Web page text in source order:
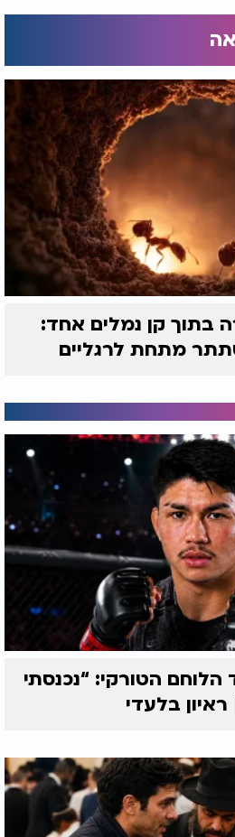
בתוך קן נמלים אחד:
מתחת לרגליים
הלוחם הטורקי: “נכנסתי
בלעדי